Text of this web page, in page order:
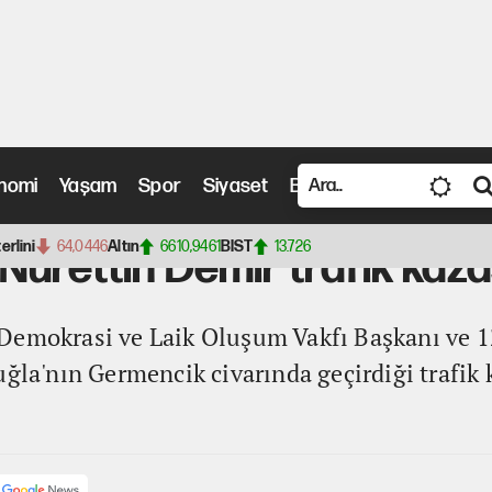
Yaşam Spor Siyaset Bilim ve Teknoloji
64,0446Altın 6610,9461BIST 13.726
Demir trafik kazası geçirdi
Nurettin Demir trafik
ve Laik Oluşum Vakfı Başkanı ve
Germencik civarında geçirdiği trafik